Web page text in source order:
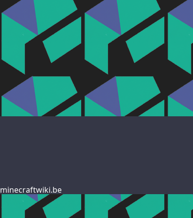
minecraftwiki.be